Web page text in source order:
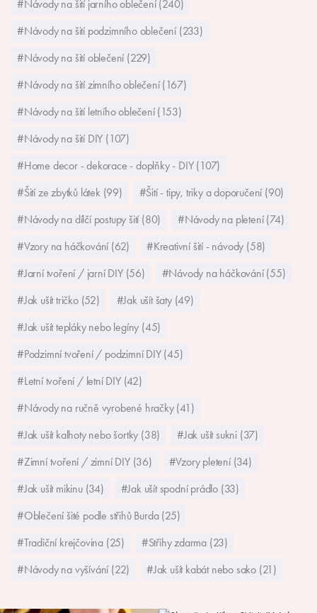
#Návody na šití jarního oblečení (240)
#Návody na šití podzimního oblečení (233)
#Návody na šití oblečení (229)
#Návody na šití zimního oblečení (167)
#Návody na šití letního oblečení (153)
#Návody na šití DIY (107)
#Home decor - dekorace - doplňky - DIY (107)
#Šití ze zbytků látek (99)
#Šití - tipy, triky a doporučení (90)
#Návody na dílčí postupy šití (80)
#Návody na pletení (74)
#Vzory na háčkování (62)
#Kreativní šití - návody (58)
#Jarní tvoření / jarní DIY (56)
#Návody na háčkování (55)
#Jak ušít tričko (52)
#Jak ušít šaty (49)
#Jak ušít tepláky nebo legíny (45)
#Podzimní tvoření / podzimní DIY (45)
#Letní tvoření / letní DIY (42)
#Návody na ručně vyrobené hračky (41)
#Jak ušít kalhoty nebo šortky (38)
#Jak ušít sukni (37)
#Zimní tvoření / zimní DIY (36)
#Vzory pletení (34)
#Jak ušít mikinu (34)
#Jak ušít spodní prádlo (33)
#Oblečení šité podle střihů Burda (25)
#Tradiční krejčovina (25)
#Střihy zdarma (23)
#Návody na vyšívání (22)
#Jak ušít kabát nebo sako (21)